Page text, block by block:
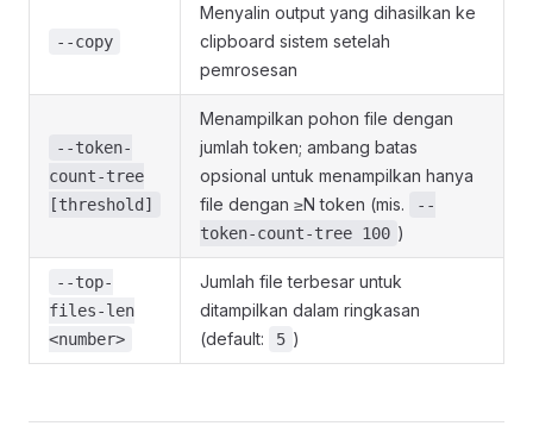
--copy
Menyalin output yang dihasilkan ke
clipboard sistem setelah
pemrosesan
--token-
count-tree
[threshold]
Menampilkan pohon file dengan
jumlah token; ambang batas
opsional untuk menampilkan hanya
file dengan ≥N token (mis.
--
token-count-tree 100 )
--top-
files-len
<number>
Jumlah file terbesar untuk
ditampilkan dalam ringkasan
(default:
5 )